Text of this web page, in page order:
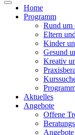
Toggle
navigation
Home
Programm
Rund um
Eltern
Kinder
Gesund
Kreativ
Aktuelles
Angebote
Offene